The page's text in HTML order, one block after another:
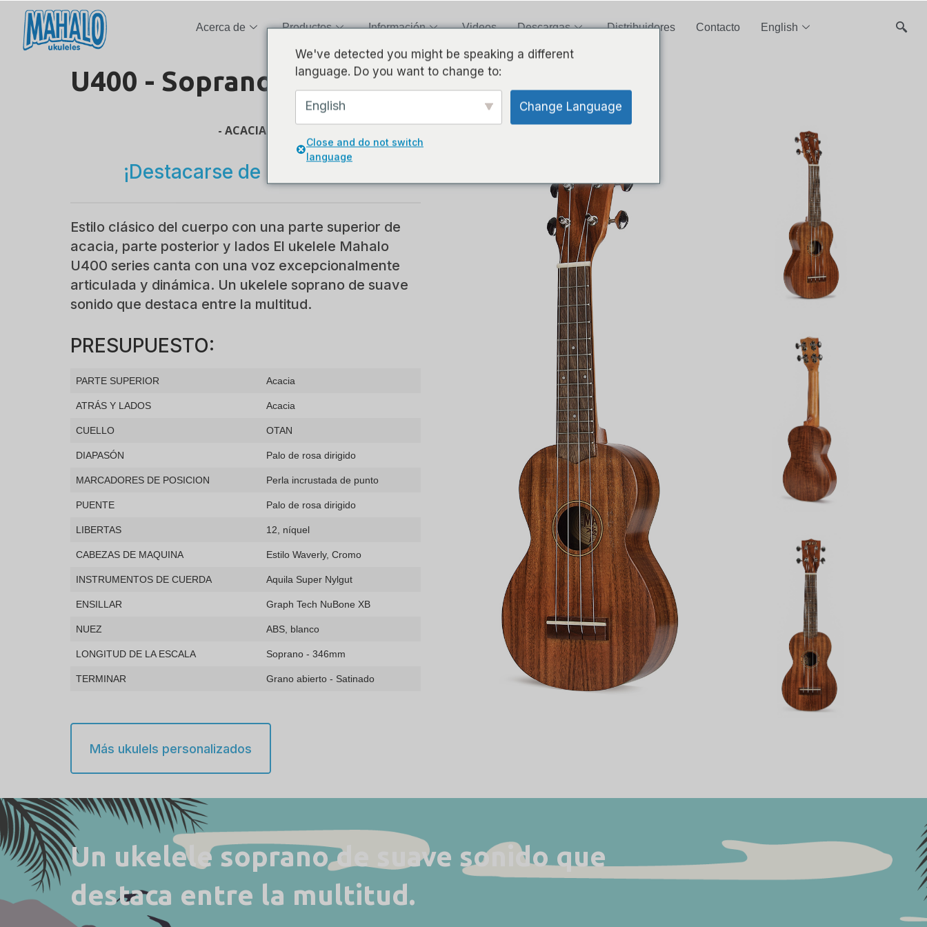
Acerca de Productos Información Videos Descargas Distribuidores Contacto English
U400 - Soprano
- ACACIA -
¡Destacarse de la multitud!
Estilo clásico del cuerpo con una parte superior de
acacia, parte posterior y lados El ukelele Mahalo
U400 series canta con una voz excepcionalmente
articulada y dinámica. Un ukelele soprano de suave
sonido que destaca entre la multitud.
PRESUPUESTO:
PARTE SUPERIOR Acacia
ATRÁS Y LADOS Acacia
CUELLO OTAN
DIAPASÓN Palo de rosa dirigido
MARCADORES DE POSICION Perla incrustada de punto
PUENTE Palo de rosa dirigido
LIBERTAS 12, níquel
CABEZAS DE MAQUINA Estilo Waverly, Cromo
INSTRUMENTOS DE CUERDA Aquila Super Nylgut
ENSILLAR Graph Tech NuBone XB
NUEZ ABS, blanco
LONGITUD DE LA ESCALA Soprano - 346mm
TERMINAR Grano abierto - Satinado
Más ukulels personalizados
Un ukelele soprano de suave sonido que
destaca entre la multitud.
We've detected you might be speaking a different
language. Do you want to change to:
English Change Language
Close and do not switch
language